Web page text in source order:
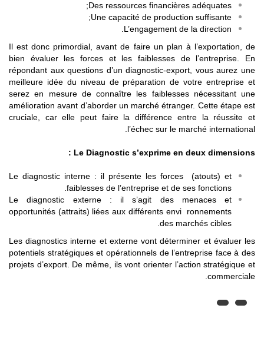
Des ressources financières adéquates;
Une capacité de production suffisante;
L’engagement de la direction.
Il est donc primordial, avant de faire un plan à l’exportation, de
bien évaluer les forces et les faiblesses de l’entreprise. En
répondant aux questions d’un diagnostic-export, vous aurez une
meilleure idée du niveau de préparation de votre entreprise et
serez en mesure de connaître les faiblesses nécessitant une
amélioration avant d’aborder un marché étranger. Cette étape est
cruciale, car elle peut faire la différence entre la réussite et
l’échec sur le marché international.
Le Diagnostic s’exprime en deux dimensions :
Le diagnostic interne : il présente les forces (atouts) et
faiblesses de l’entreprise et de ses fonctions.
Le diagnostic externe : il s’agit des menaces et
opportunités (attraits) liées aux différents envi ronnements
des marchés cibles.
Les diagnostics interne et externe vont déterminer et évaluer les
potentiels stratégiques et opérationnels de l’entreprise face à des
projets d’export. De même, ils vont orienter l’action stratégique et
commerciale.